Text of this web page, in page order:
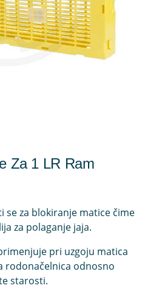
Za 1 LR Ram
se za blokiranje matice čime
za polaganje jaja.
pri uzgoju matica
rodonačelnica odnosno
starosti.